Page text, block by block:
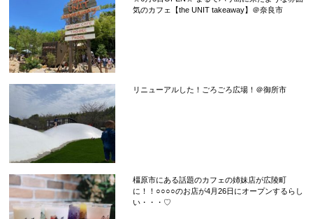
気のカフェ【the UNIT takeaway】＠奈良市
リニューアルした！ごろごろ広場！＠御所市
橿原市にある話題のカフェの姉妹店が広陵町
に！！○○○○のお店が4月26日にオープンするらし
い・・・♡